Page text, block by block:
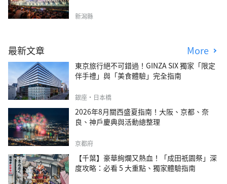
新潟縣
最新文章 More
東京旅行絕不可錯過！GINZA SIX 獨家「限定
伴手禮」與「美食體驗」完全指南
銀座・日本橋
2026年8月關西盛夏指南！大阪、京都、奈
良、神戶慶典與活動總整理
京都府
【千葉】豪華絢爛又熱血！「成田祇園祭」深
度攻略：必看 5 大重點、獨家體驗指南